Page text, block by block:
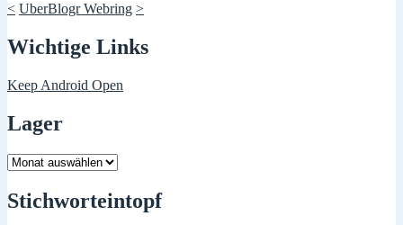
< UberBlogr Webring >
Wichtige Links
Keep Android Open
Lager
Lager
Stichworteintopf